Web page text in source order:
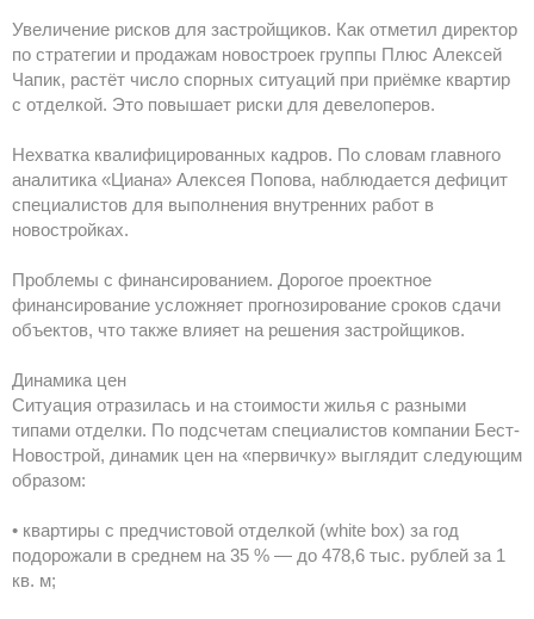
Увеличение рисков для застройщиков. Как отметил директор
по стратегии и продажам новостроек группы Плюс Алексей
Чапик, растёт число спорных ситуаций при приёмке квартир
с отделкой. Это повышает риски для девелоперов.
Нехватка квалифицированных кадров. По словам главного
аналитика «Циана» Алексея Попова, наблюдается дефицит
специалистов для выполнения внутренних работ в
новостройках.
Проблемы с финансированием. Дорогое проектное
финансирование усложняет прогнозирование сроков сдачи
объектов, что также влияет на решения застройщиков.
Динамика цен
Ситуация отразилась и на стоимости жилья с разными
типами отделки. По подсчетам специалистов компании Бест-
Новострой, динамик цен на «первичку» выглядит следующим
образом:
• квартиры с предчистовой отделкой (white box) за год
подорожали в среднем на 35 % — до 478,6 тыс. рублей за 1
кв. м;